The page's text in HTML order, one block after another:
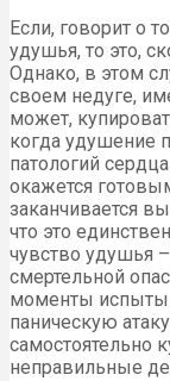
Если, говорит о
удушья, то это,
Однако, в этом
своем недуге,
может,
когда удушение
патологий
окажется
заканчивается
что это
чувство удушья
смертельной
моменты
паническую
самостоятельно
неправильные